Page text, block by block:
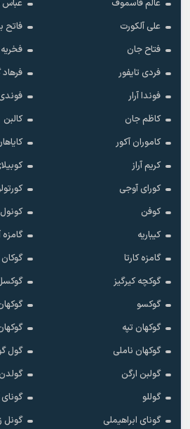
عالم قاسموف
عباس
علی آلکورت
فاتح
فتاح جان
فردی تایفور
فوندا آرار
کاظم جان
کالبن
کاموران آکور
کریم آراز
کورای آوجی
کوفن
کیباریه
گامزه کارتا
گوکچه کیرگیز
گوکسو
گوکهان تپه
گوکهان ناملی
گول
گولبن ارگن
گولدن
گوللو
گونای ابراهیملی
گونل